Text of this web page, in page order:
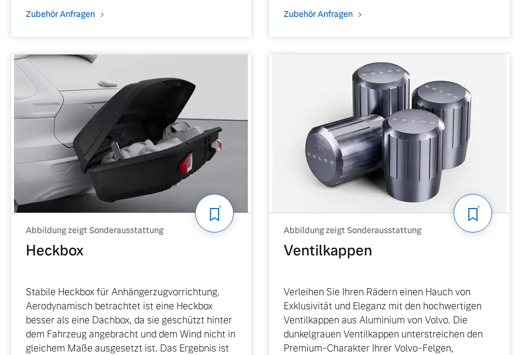
Zubehör Anfragen Zubehör Anfragen
Abbildung zeigt Sonderausstattung
Heckbox
Stabile Heckbox für Anhängerzugvorrichtung.
Aerodynamisch betrachtet ist eine Heckbox
besser als eine Dachbox, da sie geschützt hinter
dem Fahrzeug angebracht und dem Wind nicht in
gleichem Maße ausgesetzt ist. Das Ergebnis ist
Abbildung zeigt Sonderausstattung
Ventilkappen
Verleihen Sie Ihren Rädern einen Hauch von
Exklusivität und Eleganz mit den hochwertigen
Ventilkappen aus Aluminium von Volvo. Die
dunkelgrauen Ventilkappen unterstreichen den
Premium-Charakter Ihrer Volvo-Felgen,